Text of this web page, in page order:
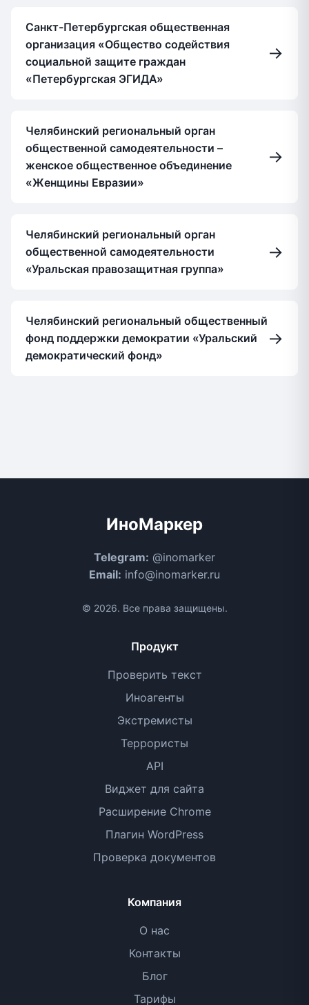
Санкт-Петербургская общественная
организация «Общество содействия
социальной защите граждан
«Петербургская ЭГИДА»
→
Челябинский региональный орган
общественной самодеятельности –
женское общественное объединение
«Женщины Евразии»
→
Челябинский региональный орган
общественной самодеятельности
«Уральская правозащитная группа»
→
Челябинский региональный общественный
фонд поддержки демократии «Уральский
демократический фонд»
→
ИноМаркер
Telegram: @inomarker
Email: info@inomarker.ru
© 2026. Все права защищены.
Продукт
Проверить текст
Иноагенты
Экстремисты
Террористы
API
Виджет для сайта
Расширение Chrome
Плагин WordPress
Проверка документов
Компания
О нас
Контакты
Блог
Тарифы